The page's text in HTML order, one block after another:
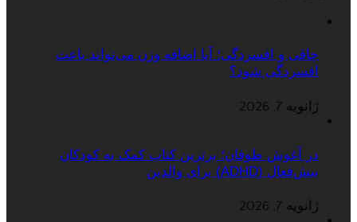
چاقی و افسردگی؛ آیا اضافه وزن می‌تواند باعث
افسردگی شود؟
ژانویه 7, 2026
در آغوش طوفان؛ برترین کتاب کمک به کودکان
بیش‌فعال (ADHD) برای والدین
ژانویه 7, 2026